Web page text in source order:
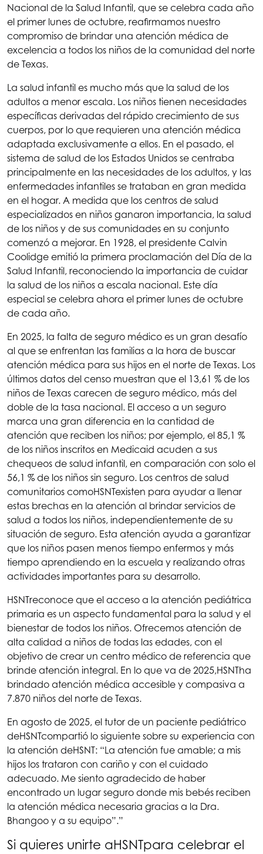
Nacional de la Salud Infantil, que se celebra cada año
el primer lunes de octubre, reafirmamos nuestro
compromiso de brindar una atención médica de
excelencia a todos los niños de la comunidad del norte
de Texas.
La salud infantil es mucho más que la salud de los
adultos a menor escala. Los niños tienen necesidades
específicas derivadas del rápido crecimiento de sus
cuerpos, por lo que requieren una atención médica
adaptada exclusivamente a ellos. En el pasado, el
sistema de salud de los Estados Unidos se centraba
principalmente en las necesidades de los adultos, y las
enfermedades infantiles se trataban en gran medida
en el hogar. A medida que los centros de salud
especializados en niños ganaron importancia, la salud
de los niños y de sus comunidades en su conjunto
comenzó a mejorar. En 1928, el presidente Calvin
Coolidge emitió la primera proclamación del Día de la
Salud Infantil, reconociendo la importancia de cuidar
la salud de los niños a escala nacional. Este día
especial se celebra ahora el primer lunes de octubre
de cada año.
En 2025, la falta de seguro médico es un gran desafío
al que se enfrentan las familias a la hora de buscar
atención médica para sus hijos en el norte de Texas. Los
últimos datos del censo muestran que el 13,61 % de los
niños de Texas carecen de seguro médico, más del
doble de la tasa nacional. El acceso a un seguro
marca una gran diferencia en la cantidad de
atención que reciben los niños; por ejemplo, el 85,1 %
de los niños inscritos en Medicaid acuden a sus
chequeos de salud infantil, en comparación con solo el
56,1 % de los niños sin seguro. Los centros de salud
comunitarios comoHSNTexisten para ayudar a llenar
estas brechas en la atención al brindar servicios de
salud a todos los niños, independientemente de su
situación de seguro. Esta atención ayuda a garantizar
que los niños pasen menos tiempo enfermos y más
tiempo aprendiendo en la escuela y realizando otras
actividades importantes para su desarrollo.
HSNTreconoce que el acceso a la atención pediátrica
primaria es un aspecto fundamental para la salud y el
bienestar de todos los niños. Ofrecemos atención de
alta calidad a niños de todas las edades, con el
objetivo de crear un centro médico de referencia que
brinde atención integral. En lo que va de 2025,HSNTha
brindado atención médica accesible y compasiva a
7.870 niños del norte de Texas.
En agosto de 2025, el tutor de un paciente pediátrico
deHSNTcompartió lo siguiente sobre su experiencia con
la atención deHSNT: “La atención fue amable; a mis
hijos los trataron con cariño y con el cuidado
adecuado. Me siento agradecido de haber
encontrado un lugar seguro donde mis bebés reciben
la atención médica necesaria gracias a la Dra.
Bhangoo y a su equipo”.”
Si quieres unirte aHSNTpara celebrar el